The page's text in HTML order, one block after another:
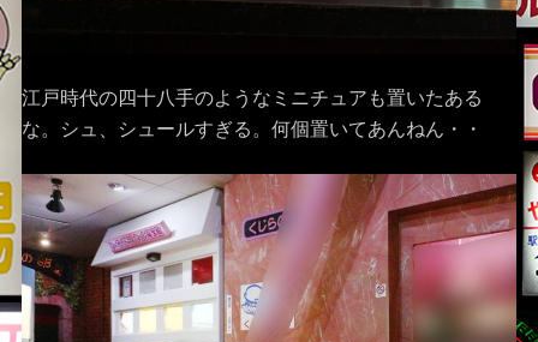
江戸時代の四十八手のようなミニチュアも置いたある
な。シュ、シュールすぎる。何個置いてあんねん・・